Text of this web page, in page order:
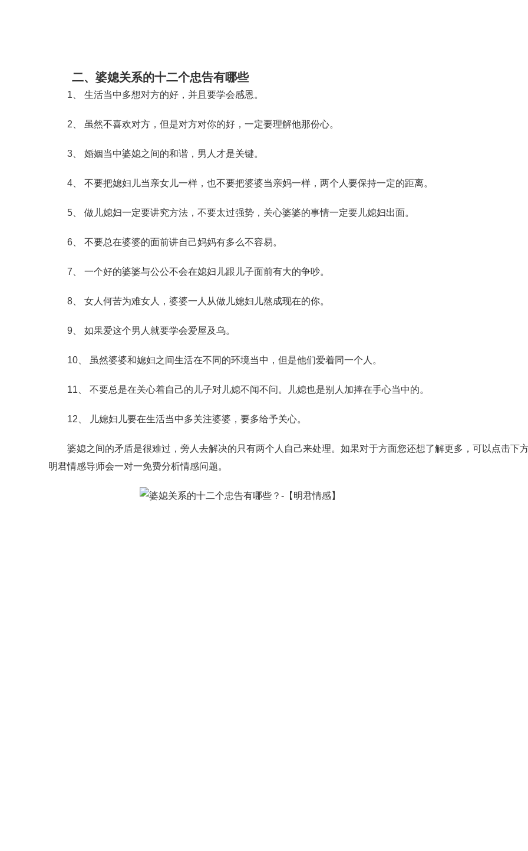
二、婆媳关系的十二个忠告有哪些
1、 生活当中多想对方的好，并且要学会感恩。
2、 虽然不喜欢对方，但是对方对你的好，一定要理解他那份心。
3、 婚姻当中婆媳之间的和谐，男人才是关键。
4、 不要把媳妇儿当亲女儿一样，也不要把婆婆当亲妈一样，两个人要保持一定的距离。
5、 做儿媳妇一定要讲究方法，不要太过强势，关心婆婆的事情一定要儿媳妇出面。
6、 不要总在婆婆的面前讲自己妈妈有多么不容易。
7、 一个好的婆婆与公公不会在媳妇儿跟儿子面前有大的争吵。
8、 女人何苦为难女人，婆婆一人从做儿媳妇儿熬成现在的你。
9、 如果爱这个男人就要学会爱屋及乌。
10、 虽然婆婆和媳妇之间生活在不同的环境当中，但是他们爱着同一个人。
11、 不要总是在关心着自己的儿子对儿媳不闻不问。儿媳也是别人加捧在手心当中的。
12、 儿媳妇儿要在生活当中多关注婆婆，要多给予关心。
婆媳之间的矛盾是很难过，旁人去解决的只有两个人自己来处理。如果对于方面您还想了解更多，可以点击下方
明君情感导师会一对一免费分析情感问题。